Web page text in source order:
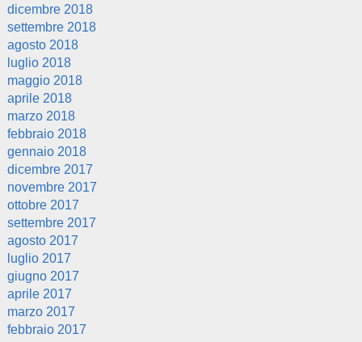
dicembre 2018
settembre 2018
agosto 2018
luglio 2018
maggio 2018
aprile 2018
marzo 2018
febbraio 2018
gennaio 2018
dicembre 2017
novembre 2017
ottobre 2017
settembre 2017
agosto 2017
luglio 2017
giugno 2017
aprile 2017
marzo 2017
febbraio 2017